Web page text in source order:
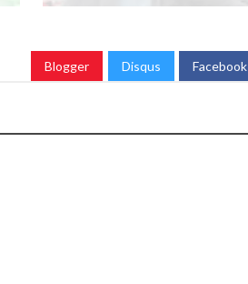
Blogger Disqus Facebook